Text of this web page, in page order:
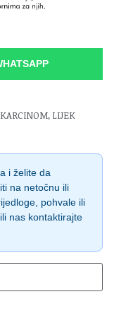
KARCINOM, LIJEK
i želite da
na netočnu ili
pohvale ili
ili nas kontaktirajte